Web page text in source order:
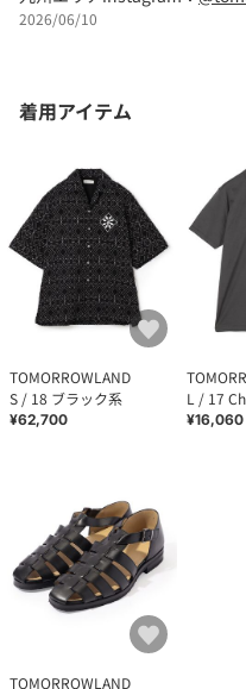
2026/06/10
着用アイテム
TOMORROWLAND
S / 18 ブラック系
¥62,700
L / 17
¥16,060
TOMORROWLAND